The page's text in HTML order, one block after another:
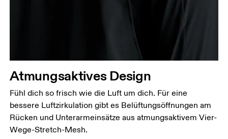
Atmungsaktives Design
Fühl dich so frisch wie die Luft um dich. Für eine
bessere Luftzirkulation gibt es Belüftungsöffnungen am
Rücken und Unterarmeinsätze aus atmungsaktivem Vier-
Wege-Stretch-Mesh.